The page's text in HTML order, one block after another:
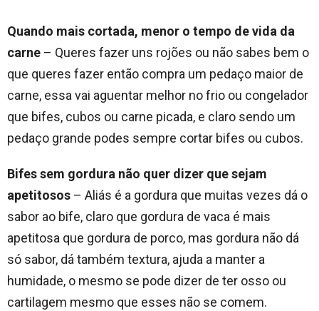
Quando mais cortada, menor o tempo de vida da
carne – Queres fazer uns rojões ou não sabes bem o
que queres fazer então compra um pedaço maior de
carne, essa vai aguentar melhor no frio ou congelador
que bifes, cubos ou carne picada, e claro sendo um
pedaço grande podes sempre cortar bifes ou cubos.
Bifes sem gordura não quer dizer que sejam
apetitosos – Aliás é a gordura que muitas vezes dá o
sabor ao bife, claro que gordura de vaca é mais
apetitosa que gordura de porco, mas gordura não dá
só sabor, dá também textura, ajuda a manter a
humidade, o mesmo se pode dizer de ter osso ou
cartilagem mesmo que esses não se comem.